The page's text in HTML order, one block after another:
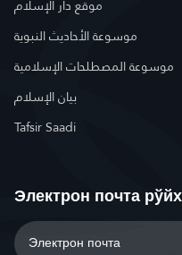
موقع دار الإسلام
موسوعة الأحاديث النبوية
موسوعة المصطلحات الإسلامية
بيان الإسلام
Tafsir Saadi
Электрон почта